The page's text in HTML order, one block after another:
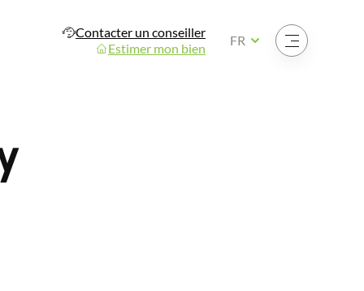
Contacter un conseiller
Estimer mon bien
Ouvrir le menu
FR